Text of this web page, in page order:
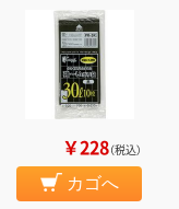
￥228（税込）
カゴへ